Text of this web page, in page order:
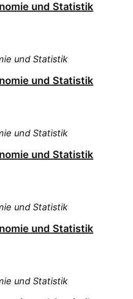
und Statistik
und Statistik
und Statistik
und Statistik
und Statistik
und Statistik
und Statistik
und Statistik